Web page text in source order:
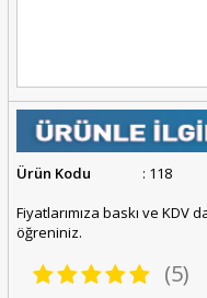
Ürün Kodu
: 118
Fiyatlarımıza baskı ve KDV
öğreniniz.
(5)